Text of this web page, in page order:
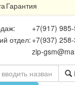
Гарантия
+7(917)
отдел:+7(937)
zip-